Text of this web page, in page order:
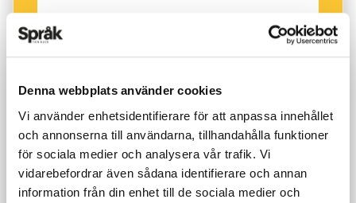
Denna webbplats använder cookies
Vi använder enhetsidentifierare för att anpassa innehållet
och annonserna till användarna, tillhandahålla funktioner
för sociala medier och analysera vår trafik. Vi
vidarebefordrar även sådana identifierare och annan
information från din enhet till de sociala medier och